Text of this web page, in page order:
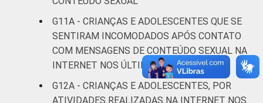
Não tem
renda
16
Não sabe
Não
G11A - CRIANÇAS E ADOLESCENTES QUE SE
SENTIRAM INCOMODADOS APÓS CONTATO
COM MENSAGENS DE CONTEÚDO SEXUAL NA
INTERNET NOS ÚLTIMOS 12 MESES
G12A - CRIANÇAS E ADOLESCENTES, POR
ATIVIDADES REALIZADAS NA INTERNET NOS